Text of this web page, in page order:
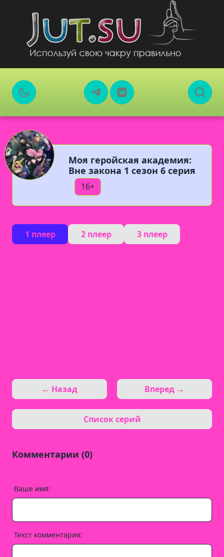
Моя геройская академия:
Вне закона 1 сезон 6 серия
16+
1 плеер 2 плеер 3 плеер
← Назад
Список серий
Вперед →
Комментарии (0)
Ваше имя:
Текст комментария: